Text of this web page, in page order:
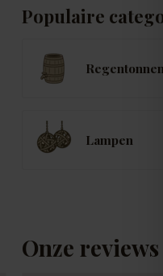
Populaire
Regentonnen
Lampen
Onze reviews